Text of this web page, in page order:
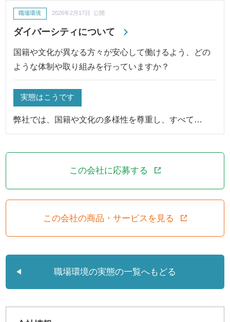
ダイバーシティについて
職場環境 2026年2月17日 公開
国籍や文化が異なる方々が安心して働けるよう、どの
ような体制や取り組みを行っていますか？
実態はこうです
弊社では、国籍や文化の多様性を尊重し、すべて…
この会社に応募する
この会社の商品・サービスを見る
職場環境の実態の一覧へもどる